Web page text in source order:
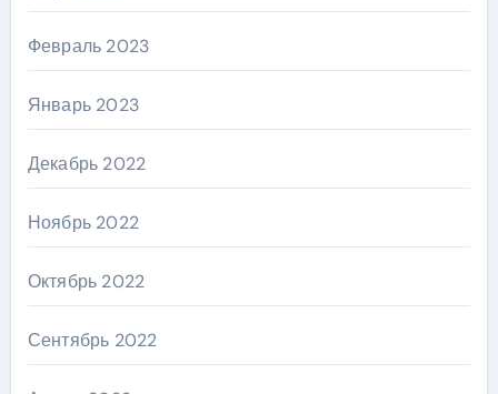
Февраль 2023
Январь 2023
Декабрь 2022
Ноябрь 2022
Октябрь 2022
Сентябрь 2022